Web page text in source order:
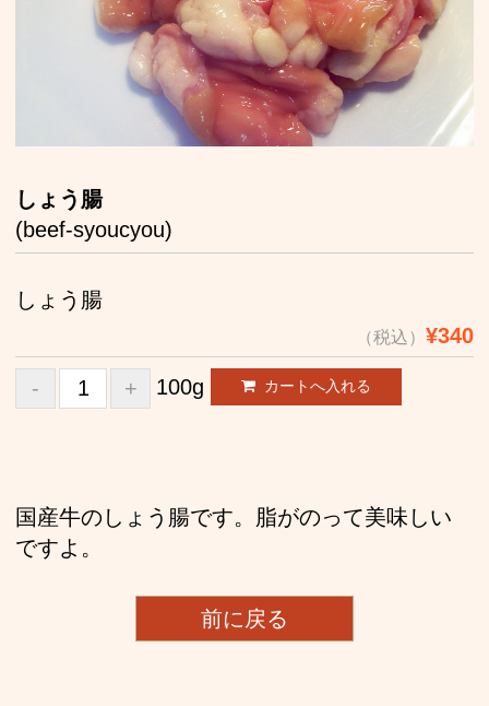
店舗案内
お問い合わせ
しょう腸
(beef-syoucyou)
しょう腸
（税込） ¥340
100g
国産牛のしょう腸です。脂がのって美味しい
ですよ。
前に戻る